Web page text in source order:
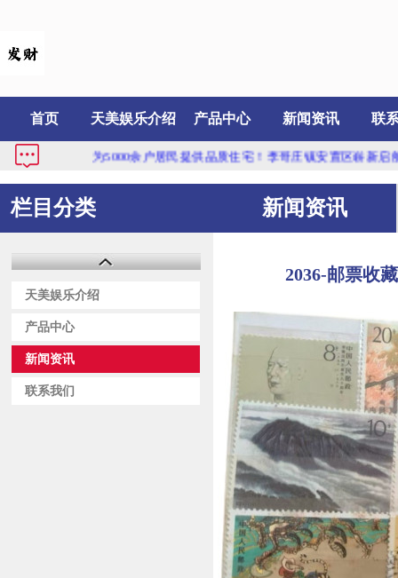
首页 天美娱乐介绍 产品中心 新闻资讯 联
为5000余户居民提供品质住宅！李哥庄镇安置区崭新启航... 2025PT
栏目分类
天美娱乐介绍
产品中心
新闻资讯
联系我们
新闻资讯
2036-邮票收